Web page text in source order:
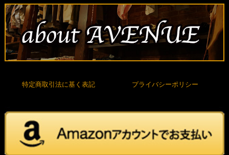
特定商取引法に基く表記 プライバシーポリシー